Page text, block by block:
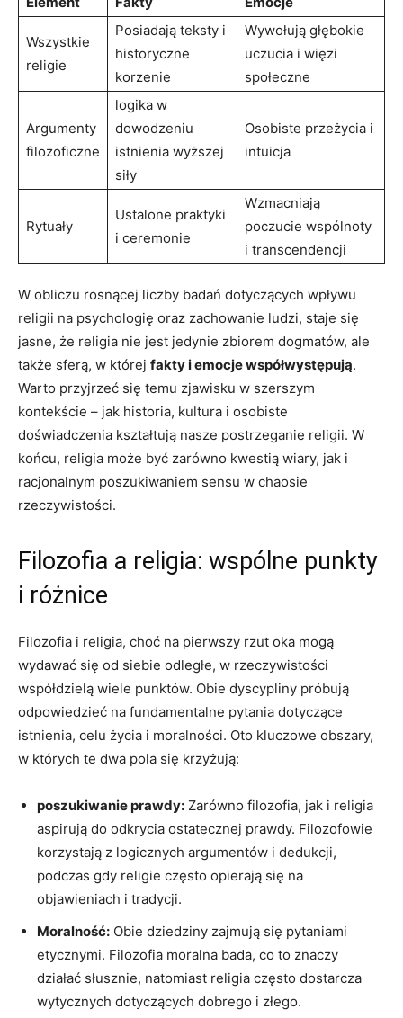
Wszystkie
religie
Posiadają ⁢teksty ⁢i
historyczne
korzenie
Wywołują głębokie
uczucia​ i więzi
społeczne
Argumenty
filozoficzne
logika w⁤
dowodzeniu
istnienia wyższej⁢
siły
Osobiste przeżycia i
intuicja
Rytuały
Ustalone ⁤praktyki
i ceremonie
Wzmacniają
poczucie​ wspólnoty
i transcendencji
W obliczu rosnącej ⁣liczby badań dotyczących wpływu
religii na‌ psychologię oraz zachowanie⁣ ludzi, staje się
⁣jasne, ⁤że religia nie jest jedynie zbiorem dogmatów, ale‌
także ‍sferą, w której fakty i emocje⁤ współwystępują.
Warto przyjrzeć się temu zjawisku⁣ w szerszym‍
kontekście – ⁤jak historia, ‍kultura i osobiste​
doświadczenia kształtują ​nasze ‌postrzeganie religii. W
końcu, religia może być zarówno kwestią wiary, jak i
racjonalnym poszukiwaniem sensu w chaosie
rzeczywistości.
Filozofia a religia: ​wspólne punkty
i różnice
Filozofia i religia, choć na pierwszy rzut oka ​mogą
wydawać się od siebie odległe, w rzeczywistości
współdzielą wiele punktów. Obie dyscypliny ⁣próbują
⁤odpowiedzieć na fundamentalne pytania dotyczące⁢
istnienia, celu życia i moralności. ⁣Oto ‍kluczowe ⁤obszary,
w których te dwa pola się krzyżują:
poszukiwanie prawdy: Zarówno filozofia, jak i religia
aspirują do odkrycia ostatecznej prawdy. Filozofowie
korzystają z​ logicznych argumentów ​i dedukcji,
podczas ‌gdy religie często opierają się na
objawieniach‌ i tradycji.
Moralność: Obie ⁤dziedziny zajmują się pytaniami
etycznymi. Filozofia moralna bada, co to znaczy
działać słusznie, natomiast religia często dostarcza
wytycznych​ dotyczących dobrego i złego.